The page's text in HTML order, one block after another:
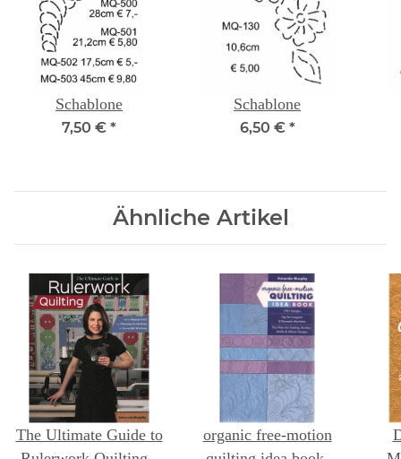
Schablone
7,50 € *
Schablone
6,50 € *
Ähnliche Artikel
The Ultimate Guide to
organic free-motion